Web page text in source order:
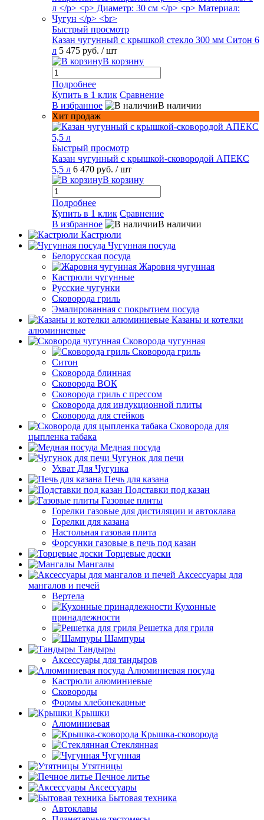
Быстрый просмотр
Казан чугунный с крышкой стекло 300 мм Ситон 6
л 5 475 руб. / шт
В корзину
Подробнее
Купить в 1 клик Сравнение
В избранное
В наличии
Хит продаж
Быстрый просмотр
Казан чугунный с крышкой-сковородой АПЕКС
5,5 л 6 470 руб. / шт
В корзину
Подробнее
Купить в 1 клик Сравнение
В избранное
В наличии
Кастрюли
Чугунная посуда
Белорусская посуда
Жаровня чугунная
Кастрюли чугунные
Русские чугунки
Сковорода гриль
Эмалированная с покрытием посуда
Казаны и котелки
алюминиевые
Сковорода чугунная
Сковорода гриль
Ситон
Сковорода блинная
Сковорода ВОК
Сковорода гриль с прессом
Сковорода для индукционной плиты
Сковорода для стейков
Сковорода для
цыпленка табака
Медная посуда
Чугунок для печи
Ухват Для Чугунка
Печь для казана
Подставки под казан
Газовые плиты
Горелки газовые для дистиляции и автоклава
Горелки для казана
Настольная газовая плита
Форсунки газовые в печь под казан
Торцевые доски
Мангалы
Аксессуары для
мангалов и печей
Вертела
Кухонные
принадлежности
Решетка для гриля
Шампуры
Тандыры
Аксессуары для тандыров
Алюминиевая посуда
Кастрюли алюминиевые
Сковороды
Формы хлебопекарные
Крышки
Алюминиевая
Крышка-сковорода
Стеклянная
Чугунная
Утятницы
Печное литье
Аксессуары
Бытовая техника
Автоклавы